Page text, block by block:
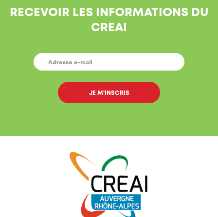
RECEVOIR LES INFORMATIONS DU
CREAI
E-
MAIL *